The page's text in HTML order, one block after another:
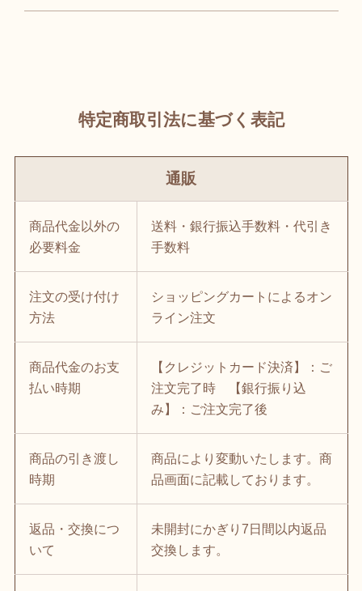
特定商取引法に基づく表記
通販
商品代金以外の
必要料金
送料・銀行振込手数料・代引き
手数料
注文の受け付け
方法
ショッピングカートによるオン
ライン注文
商品代金のお支
払い時期
【クレジットカード決済】：ご
注文完了時 【銀行振り込
み】：ご注文完了後
商品の引き渡し
時期
商品により変動いたします。商
品画面に記載しております。
返品・交換につ
いて
未開封にかぎり7日間以内返品
交換します。